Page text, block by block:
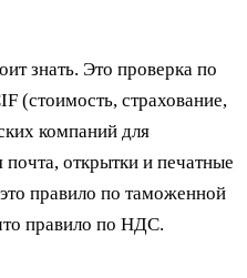
знать. Это проверка по
(стоимость, страхование,
компаний для
открытки и печатные
правило по таможенной
правило по НДС.